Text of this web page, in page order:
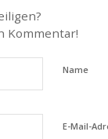
Kommentar!
Name
E-Mail-